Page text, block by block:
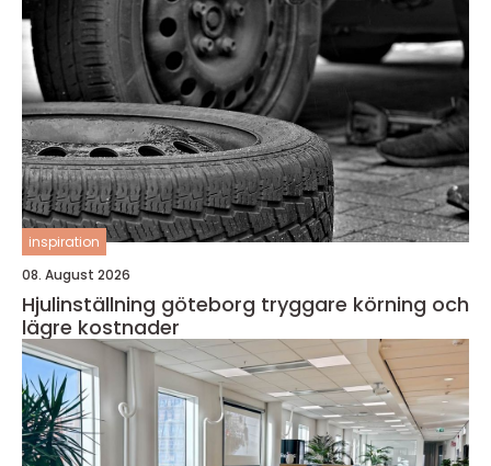
inspiration
08. August 2026
Hjulinställning göteborg tryggare körning och
lägre kostnader